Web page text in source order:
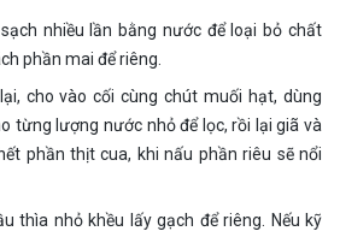
nhiều lần bằng nước để loại bỏ chất
phần mai để riêng.
cho vào cối cùng chút muối hạt, dùng
từng lượng nước nhỏ để lọc, rồi lại giã và
phần thịt cua, khi nấu phần riêu sẽ nổi
thìa nhỏ khều lấy gạch để riêng. Nếu kỹ